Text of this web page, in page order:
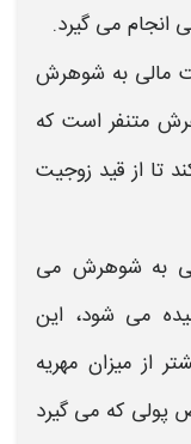
انجام می گیرد.
مالی به شوهرش
متنفر است که
تا از قید زوجیت
به شوهرش می
می شود، این
از میزان مهریه
پولی که می گیرد